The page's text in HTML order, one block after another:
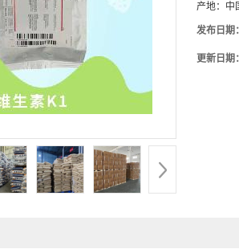
产地： 中
发布日期
更新日期